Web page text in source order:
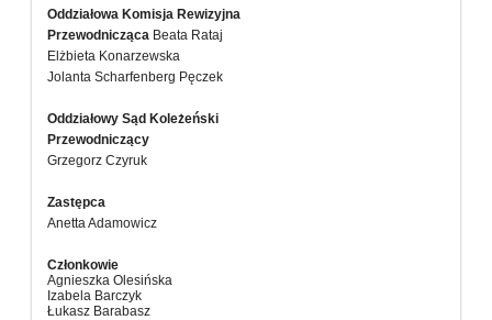
Oddziałowa Komisja Rewizyjna
Przewodnicząca Beata Rataj
Elżbieta Konarzewska
Jolanta Scharfenberg Pęczek
Oddziałowy Sąd Koleżeński
Przewodniczący
Grzegorz Czyruk
Zastępca
Anetta Adamowicz
Członkowie
Agnieszka Olesińska
Izabela Barczyk
Łukasz Barabasz